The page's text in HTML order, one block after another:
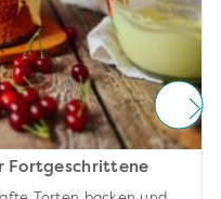
Fortgeschrittene